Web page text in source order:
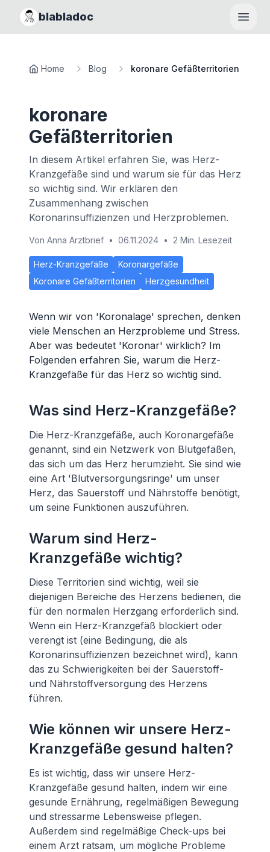
blabladoc
Home Blog koronare Gefäßterritorien
koronare
Gefäßterritorien
In diesem Artikel erfahren Sie, was Herz-
Kranzgefäße sind und warum sie für das Herz
so wichtig sind. Wir erklären den
Zusammenhang zwischen
Koronarinsuffizienzen und Herzproblemen.
Von Anna Arztbrief • 06.11.2024 • 2 Min. Lesezeit
Herz-Kranzgefäße
Koronargefäße
Koronare Gefäßterritorien
Herzgesundheit
Wenn wir von 'Koronalage' sprechen, denken
viele Menschen an Herzprobleme und Stress.
Aber was bedeutet 'Koronar' wirklich? Im
Folgenden erfahren Sie, warum die Herz-
Kranzgefäße für das Herz so wichtig sind.
Was sind Herz-Kranzgefäße?
Die Herz-Kranzgefäße, auch Koronargefäße
genannt, sind ein Netzwerk von Blutgefäßen,
das sich um das Herz herumzieht. Sie sind wie
eine Art 'Blutversorgungsringe' um unser
Herz, das Sauerstoff und Nährstoffe benötigt,
um seine Funktionen auszuführen.
Warum sind Herz-
Kranzgefäße wichtig?
Diese Territorien sind wichtig, weil sie
diejenigen Bereiche des Herzens bedienen, die
für den normalen Herzgang erforderlich sind.
Wenn ein Herz-Kranzgefäß blockiert oder
verengt ist (eine Bedingung, die als
Koronarinsuffizienzen bezeichnet wird), kann
das zu Schwierigkeiten bei der Sauerstoff-
und Nährstoffversorgung des Herzens
führen.
Wie können wir unsere Herz-
Kranzgefäße gesund halten?
Es ist wichtig, dass wir unsere Herz-
Kranzgefäße gesund halten, indem wir eine
gesunde Ernährung, regelmäßigen Bewegung
und stressarme Lebensweise pflegen.
Außerdem sind regelmäßige Check-ups bei
einem Arzt ratsam, um mögliche Probleme